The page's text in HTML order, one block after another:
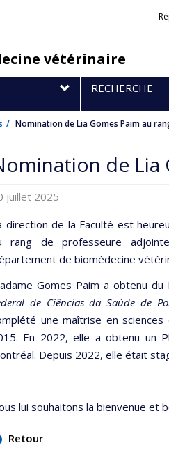
vétérinaire
RECHERCHE
Nomination de Lia Gomes Paim au
de Lia
juillet 2025
direction de la Faculté est
rang de professeure
de biomédecine
Gomes Paim a obtenu du
de Ciências da Saúde de
une maîtrise en
En 2022, elle a obtenu un
Depuis 2022, elle était
lui souhaitons la bienvenue et
Retour